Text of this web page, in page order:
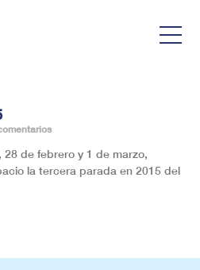
de febrero y 1 de marzo,
la tercera parada en 2015 del